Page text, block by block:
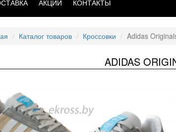
АКЦИИ КОНТАКТЫ
Каталог товаров Кроссовки Adidas
ADIDAS